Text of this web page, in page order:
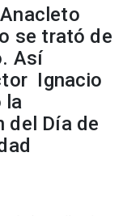
se trató de
Así
Ignacio
la
del Día de